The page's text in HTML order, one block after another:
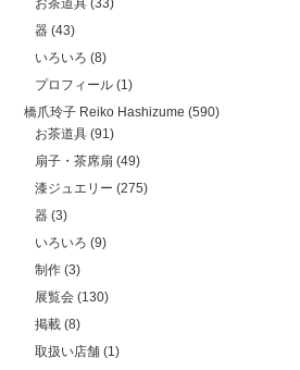
お茶道具 (33)
器 (43)
いろいろ (8)
プロフィール (1)
橋爪玲子 Reiko Hashizume (590)
お茶道具 (91)
扇子・茶席扇 (49)
漆ジュエリー (275)
器 (3)
いろいろ (9)
制作 (3)
展覧会 (130)
掲載 (8)
取扱い店舗 (1)